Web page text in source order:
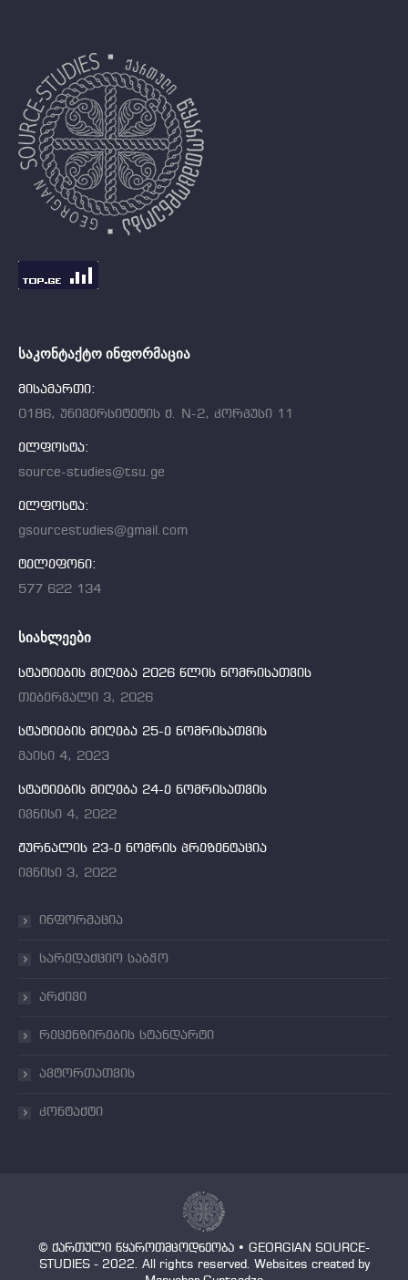
ᲡᲐᲙᲝᲜᲢᲐᲥᲢᲝ ᲘᲜᲤᲝᲠᲛᲐᲪᲘᲐ
მისამართი:
0186, უნივერსიტეტის ქ. N-2, კორპუსი 11
ელფოსტა:
source-studies@tsu.ge
ელფოსტა:
gsourcestudies@gmail.com
ტელეფონი:
577 622 134
ᲡᲘᲐᲮᲚᲔᲔᲑᲘ
სტატიების მიღება 2026 წლის ნომრისათვის
თებერვალი 3, 2026
სტატიების მიღება 25-ე ნომრისათვის
მაისი 4, 2023
სტატიების მიღება 24-ე ნომრისათვის
ივნისი 4, 2022
ჟურნალის 23-ე ნომრის პრეზენტაცია
ივნისი 3, 2022
ინფორმაცია
სარედაქციო საბჭო
არქივი
რეცენზირების სტანდარტი
ავტორთათვის
კონტაქტი
© ქართული წყაროთმცოდნეობა • GEORGIAN SOURCE-
STUDIES - 2022. All rights reserved. Websites created by